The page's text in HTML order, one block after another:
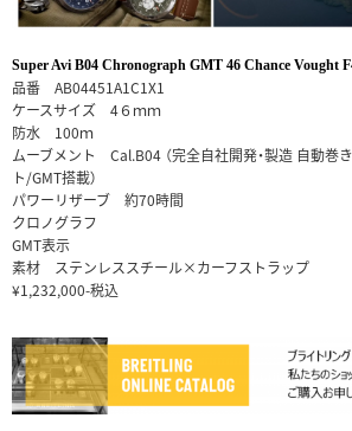
Super Avi B04 Chronograph GMT 46 Chance Vought
品番 AB04451A1C1X1
ケースサイズ 4６ｍｍ
防水 100ｍ
ムーブメント Cal.B04 （完全自社開発・製造 自動巻
ト/GMT搭載）
パワーリザーブ 約70時間
クロノグラフ
GMT表示
素材 ステンレススチール×カーフストラップ
¥1,232,000-税込